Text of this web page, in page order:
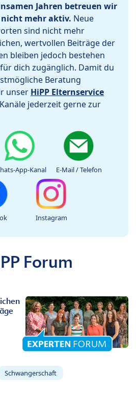
Jahren betreuen wir
nicht mehr aktiv. Neue
sind nicht mehr
wertvollen Beiträge der
bleiben jedoch bestehen
dich zugänglich. Damit du
Beratung
unser HiPP Elternservice
jederzeit gerne zur
App-Kanal E-Mail / Telefon
Instagram
Forum
Schwangerschaft